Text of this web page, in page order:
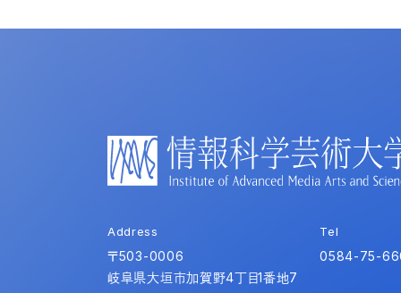
Address
〒503-0006
岐阜県大垣市加賀野4丁目1番地7
Tel
0584-75-